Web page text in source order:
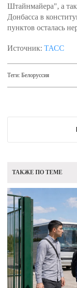
Штайнмайера", а
Донбасса в
пунктов осталась
Источник: ТАСС
Теги: Белоруссия
ТАКЖЕ ПО ТЕМЕ